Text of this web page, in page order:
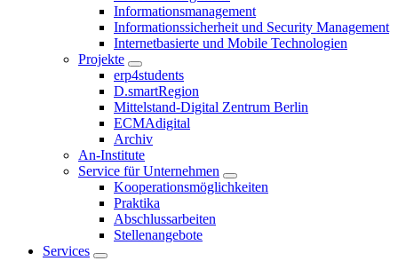
Informationsmanagement
Informationssicherheit und Security Management
Internetbasierte und Mobile Technologien
Projekte
erp4students
D.smartRegion
Mittelstand-Digital Zentrum Berlin
ECMAdigital
Archiv
An-Institute
Service für Unternehmen
Kooperationsmöglichkeiten
Praktika
Abschlussarbeiten
Stellenangebote
Services